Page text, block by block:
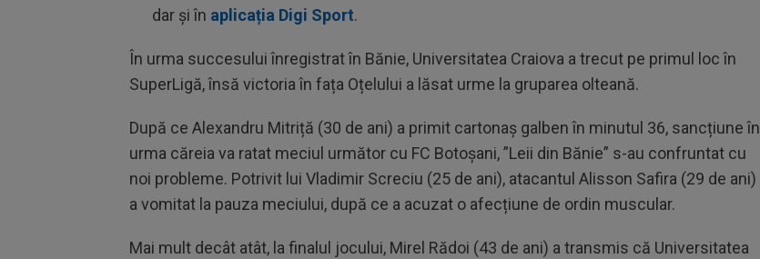
dar și în aplicația Digi Sport.
În urma succesului înregistrat în Bănie, Universitatea Craiova a trecut pe primul loc în
SuperLigă, însă victoria în fața Oțelului a lăsat urme la gruparea olteană.
După ce Alexandru Mitriță (30 de ani) a primit cartonaș galben în minutul 36, sancțiune în
urma căreia va ratat meciul următor cu FC Botoșani, ”Leii din Bănie” s-au confruntat cu
noi probleme. Potrivit lui Vladimir Screciu (25 de ani), atacantul Alisson Safira (29 de ani)
a vomitat la pauza meciului, după ce a acuzat o afecțiune de ordin muscular.
Mai mult decât atât, la finalul jocului, Mirel Rădoi (43 de ani) a transmis că Universitatea